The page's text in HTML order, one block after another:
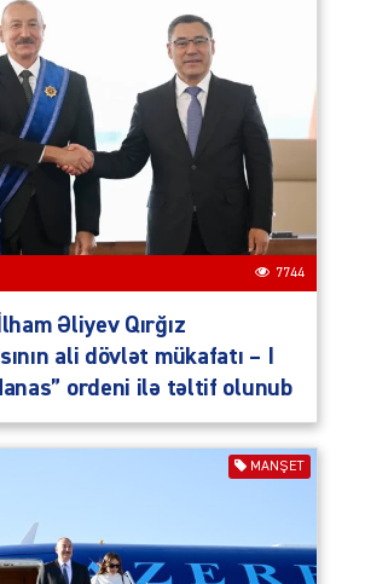
7744
Əliyev Qırğız
ali dövlət mükafatı – I
ordeni ilə təltif olunub
MANŞET